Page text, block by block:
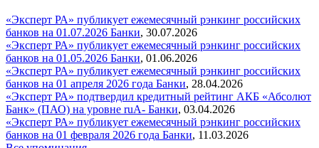
«Эксперт РА» публикует ежемесячный рэнкинг российских
банков на 01.07.2026 Банки, 30.07.2026
«Эксперт РА» публикует ежемесячный рэнкинг российских
банков на 01.05.2026 Банки, 01.06.2026
«Эксперт РА» публикует ежемесячный рэнкинг российских
банков на 01 апреля 2026 года Банки, 28.04.2026
«Эксперт РА» подтвердил кредитный рейтинг АКБ «Абсолют
Банк» (ПАО) на уровне ruA- Банки, 03.04.2026
«Эксперт РА» публикует ежемесячный рэнкинг российских
банков на 01 февраля 2026 года Банки, 11.03.2026